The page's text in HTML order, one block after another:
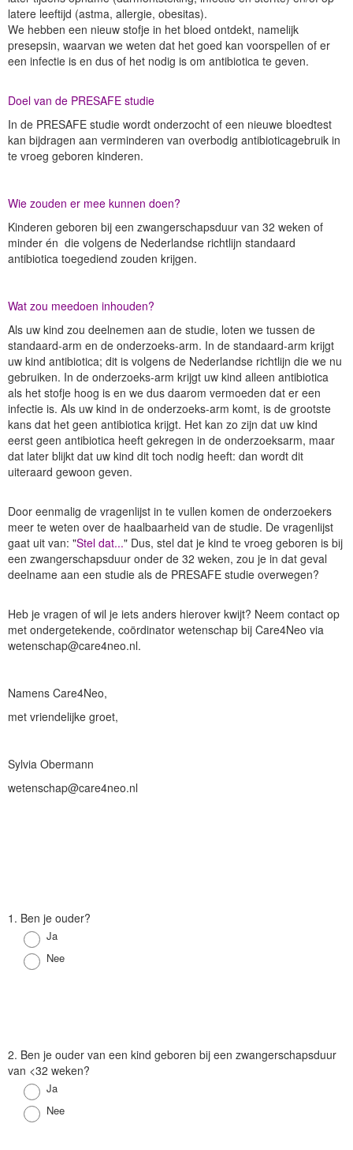
latere leeftijd (astma, allergie, obesitas).
We hebben een nieuw stofje in het bloed ontdekt, namelijk
presepsin, waarvan we weten dat het goed kan voorspellen of er
een infectie is en dus of het nodig is om antibiotica te geven.
Doel van de PRESAFE studie
In de PRESAFE studie wordt onderzocht of een nieuwe bloedtest
kan bijdragen aan verminderen van overbodig antibioticagebruik in
te vroeg geboren kinderen.
Wie zouden er mee kunnen doen?
Kinderen geboren bij een zwangerschapsduur van 32 weken of
minder én die volgens de Nederlandse richtlijn standaard
antibiotica toegediend zouden krijgen.
Wat zou meedoen inhouden?
Als uw kind zou deelnemen aan de studie, loten we tussen de
standaard-arm en de onderzoeks-arm. In de standaard-arm krijgt
uw kind antibiotica; dit is volgens de Nederlandse richtlijn die we nu
gebruiken. In de onderzoeks-arm krijgt uw kind alleen antibiotica
als het stofje hoog is en we dus daarom vermoeden dat er een
infectie is. Als uw kind in de onderzoeks-arm komt, is de grootste
kans dat het geen antibiotica krijgt. Het kan zo zijn dat uw kind
eerst geen antibiotica heeft gekregen in de onderzoeksarm, maar
dat later blijkt dat uw kind dit toch nodig heeft: dan wordt dit
uiteraard gewoon geven.
Door eenmalig de vragenlijst in te vullen komen de onderzoekers
meer te weten over de haalbaarheid van de studie. De vragenlijst
gaat uit van: "Stel dat..." Dus, stel dat je kind te vroeg geboren is bij
een zwangerschapsduur onder de 32 weken, zou je in dat geval
deelname aan een studie als de PRESAFE studie overwegen?
Heb je vragen of wil je iets anders hierover kwijt? Neem contact op
met ondergetekende, coördinator wetenschap bij Care4Neo via
wetenschap@care4neo.nl.
Namens Care4Neo,
met vriendelijke groet,
Sylvia Obermann
wetenschap@care4neo.nl
V1. Ben je ouder?
Antwoord
Ja
Antwoord
Nee
V
r
2. Ben je ouder van een kind geboren bij een zwangerschapsduur
van <32 weken?
Antwoord
Ja
Antwoord
Nee